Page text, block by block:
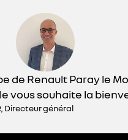
de Renault Paray le
vous souhaite la
Directeur général